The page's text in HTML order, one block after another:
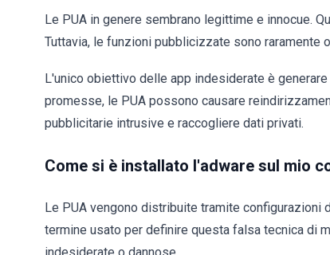
Le PUA in genere sembrano legittime e innocue.
Tuttavia, le funzioni pubblicizzate sono raramente
L'unico obiettivo delle app indesiderate è
promesse, le PUA possono causare
pubblicitarie intrusive e raccogliere dati privati.
Come si è installato l'adware sul mio
Le PUA vengono distribuite tramite
termine usato per definire questa falsa tecnica di